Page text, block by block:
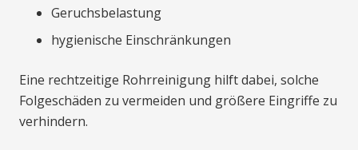
Geruchsbelastung
hygienische Einschränkungen
Eine rechtzeitige Rohrreinigung hilft dabei, solche
Folgeschäden zu vermeiden und größere Eingriffe zu
verhindern.